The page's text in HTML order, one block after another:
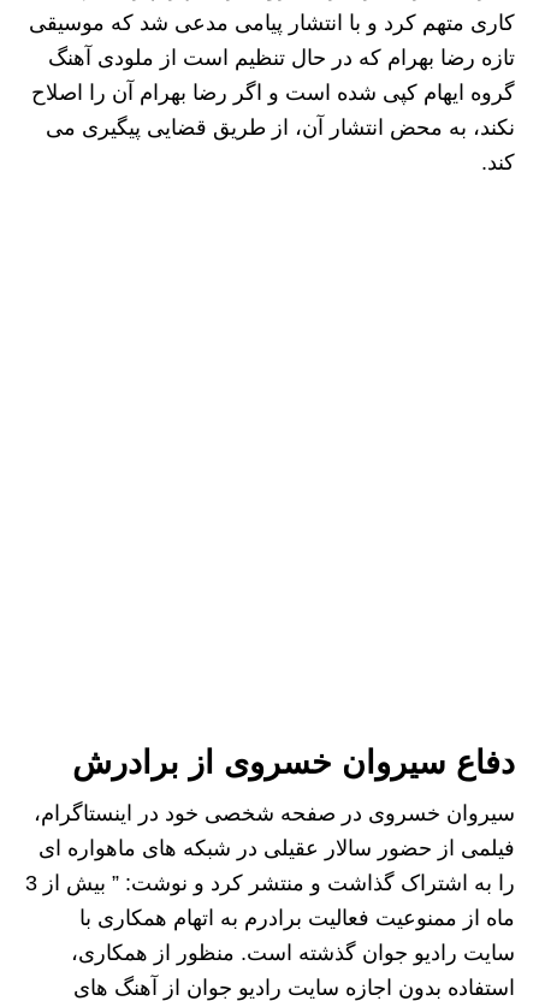
کاری متهم کرد و با انتشار پیامی مدعی شد که موسیقی
تازه رضا بهرام که در حال تنظیم است از ملودی آهنگ
گروه ایهام کپی شده است و اگر رضا بهرام آن را اصلاح
نکند، به محض انتشار آن، از طریق قضایی پیگیری می
کند.
دفاع سیروان خسروی از برادرش
سیروان خسروی در صفحه شخصی خود در اینستاگرام،
فیلمی از حضور سالار عقیلی در شبکه های ماهواره ای
را به اشتراک گذاشت و منتشر کرد و نوشت: ” بیش از 3
ماه از ممنوعیت فعالیت برادرم به اتهام همکاری با
سایت رادیو جوان گذشته است. منظور از همکاری،
استفاده بدون اجازه سایت رادیو جوان از آهنگ های